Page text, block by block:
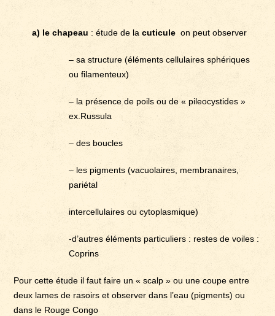
a) le chapeau : étude de la cuticule on peut observer
– sa structure (éléments cellulaires sphériques
ou filamenteux)
– la présence de poils ou de « pileocystides »
ex.Russula
– des boucles
– les pigments (vacuolaires, membranaires,
pariétal
intercellulaires ou cytoplasmique)
-d’autres éléments particuliers : restes de voiles :
Coprins
Pour cette étude il faut faire un « scalp » ou une coupe entre
deux lames de rasoirs et observer dans l’eau (pigments) ou
dans le Rouge Congo